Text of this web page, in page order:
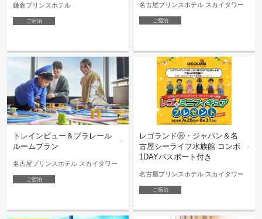
鎌倉プリンスホテル
ご宿泊
名古屋プリンスホテル スカイタワー
ご宿泊
トレインビュー＆プラレール
ルームプラン
名古屋プリンスホテル スカイタワー
ご宿泊
レゴランドⓇ・ジャパン＆名
古屋シーライフ水族館 コンボ
1DAYパスポート付き
名古屋プリンスホテル スカイタワー
ご宿泊